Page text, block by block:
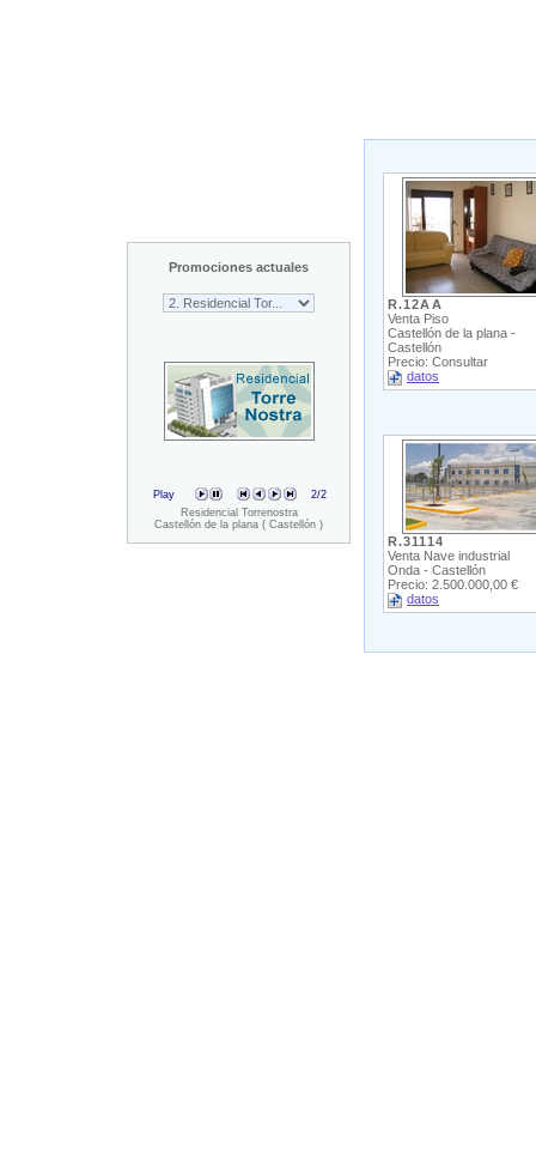
Promociones actuales
Play 2/2
Residencial Torrenostra
Castellón de la plana ( Castellón )
R.12AA
Venta Piso
Castellón de la plana -
Castellón
Precio: Consultar
datos
R.31114
Venta Nave industrial
Onda - Castellón
Precio: 2.500.000,00 €
datos